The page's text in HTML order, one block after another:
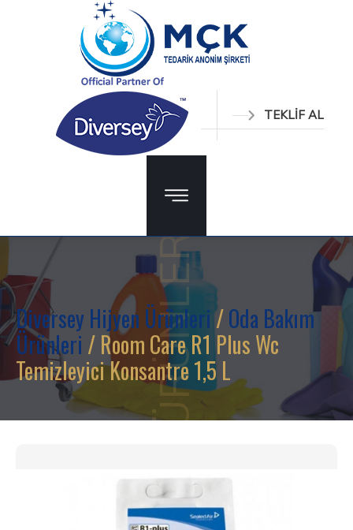
TEKLİF AL
ÜRÜNLER
Diversey Hijyen Ürünleri/Oda Bakım
Ürünleri / Room Care R1 Plus Wc
Temizleyici Konsantre 1,5 L